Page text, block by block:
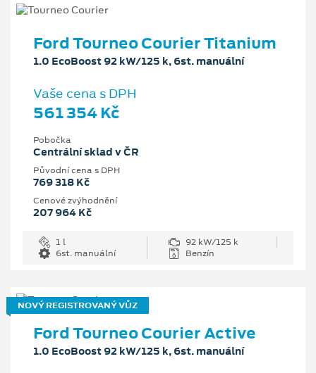
Ford Tourneo Courier Titanium
1.0 EcoBoost 92 kW/125 k, 6st. manuální
Vaše cena s DPH
561 354 Kč
Pobočka
Centrální sklad v ČR
Původní cena s DPH
769 318 Kč
Cenové zvýhodnění
207 964 Kč
1 l
92 kW/125 k
6st. manuální
Benzín
NOVÝ REGISTROVANÝ VŮZ
Ford Tourneo Courier Active
1.0 EcoBoost 92 kW/125 k, 6st. manuální